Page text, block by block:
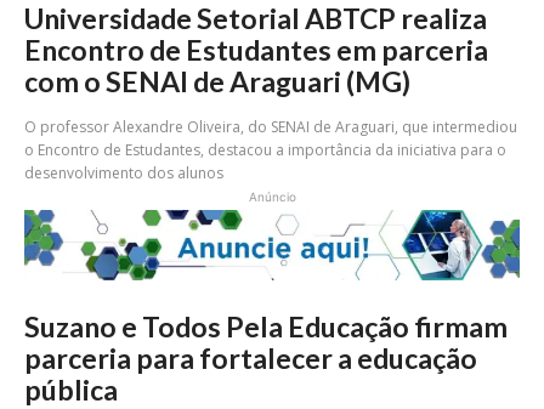
Universidade Setorial ABTCP realiza
Encontro de Estudantes em parceria
com o SENAI de Araguari (MG)
O professor Alexandre Oliveira, do SENAI de Araguari, que intermediou
o Encontro de Estudantes, destacou a importância da iniciativa para o
desenvolvimento dos alunos
Anúncio
Suzano e Todos Pela Educação firmam
parceria para fortalecer a educação
pública